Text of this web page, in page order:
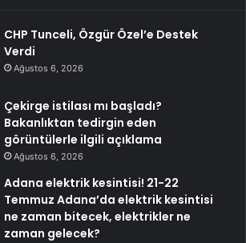
CHP Tunceli, Özgür Özel’e Destek
Verdi
Ağustos 6, 2026
Çekirge istilası mı başladı?
Bakanlıktan tedirgin eden
görüntülerle ilgili açıklama
Ağustos 6, 2026
Adana elektrik kesintisi! 21-22
Temmuz Adana’da elektrik kesintisi
ne zaman bitecek, elektrikler ne
zaman gelecek?